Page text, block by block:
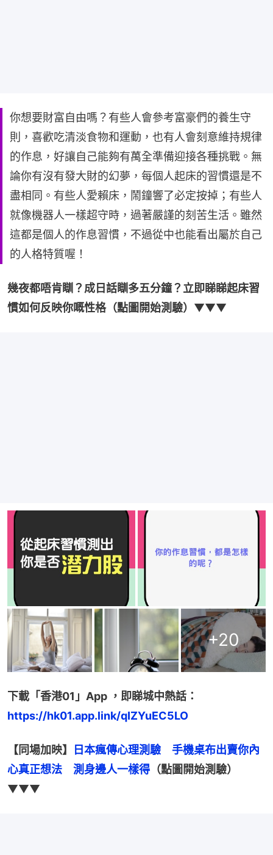
你想要財富自由嗎？有些人會參考富豪們的養生守
則，喜歡吃清淡食物和運動，也有人會刻意維持規律
的作息，好讓自己能夠有萬全準備迎接各種挑戰。無
論你有沒有發大財的幻夢，每個人起床的習慣還是不
盡相同。有些人愛賴床，鬧鐘響了必定按掉；有些人
就像機器人一樣超守時，過著嚴謹的刻苦生活。雖然
這都是個人的作息習慣，不過從中也能看出屬於自己
的人格特質喔！
幾夜都唔肯瞓？成日話瞓多五分鐘？立即睇睇起床習
慣如何反映你嘅性格（點圖開始測驗） ▼▼▼
+20
下載「香港01」App ，即睇城中熱話：
https://hk01.app.link/qIZYuEC5LO
【同場加映】
日本瘋傳心理測驗　手機桌布出賣你內
心真正想法　測身邊人一樣得 （點圖開始測驗）
▼▼▼